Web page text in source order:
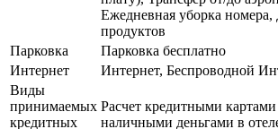
Ежедневная уборка номера,
продуктов
Парковка
Парковка бесплатно
Интернет
Интернет, Беспроводной
Виды
принимаемых
кредитных
Расчет кредитными
наличными деньгами в